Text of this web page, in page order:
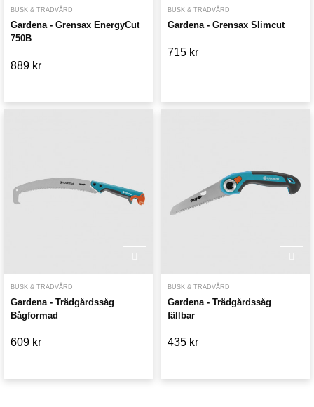
BUSK & TRÄDVÅRD
Gardena - Grensax EnergyCut
750B
889 kr
BUSK & TRÄDVÅRD
Gardena - Grensax Slimcut
715 kr
BUSK & TRÄDVÅRD
Gardena - Trädgårdssåg
Bågformad
609 kr
BUSK & TRÄDVÅRD
Gardena - Trädgårdssåg
fällbar
435 kr